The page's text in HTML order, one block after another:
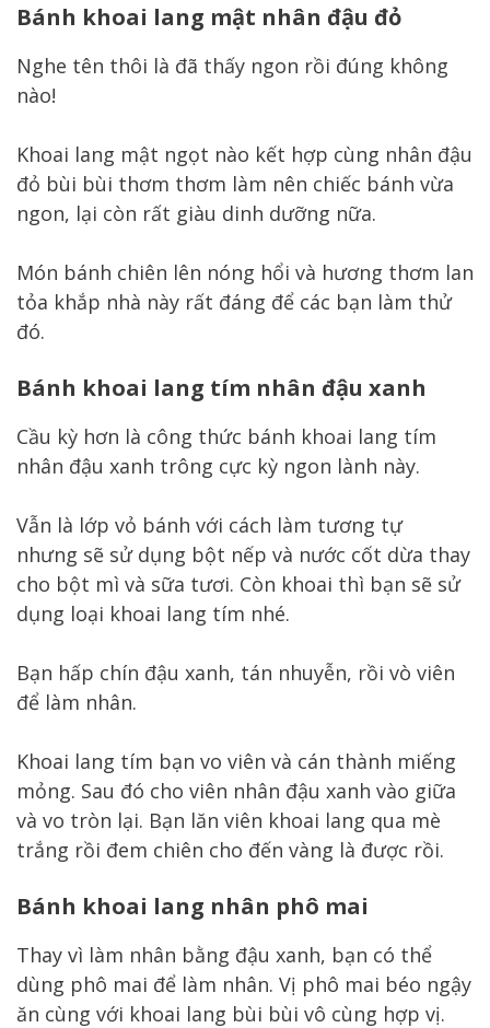
Bánh khoai lang mật nhân đậu đỏ
Nghe tên thôi là đã thấy ngon rồi đúng không
nào!
Khoai lang mật ngọt nào kết hợp cùng nhân đậu
đỏ bùi bùi thơm thơm làm nên chiếc bánh vừa
ngon, lại còn rất giàu dinh dưỡng nữa.
Món bánh chiên lên nóng hổi và hương thơm lan
tỏa khắp nhà này rất đáng để các bạn làm thử
đó.
Bánh khoai lang tím nhân đậu xanh
Cầu kỳ hơn là công thức bánh khoai lang tím
nhân đậu xanh trông cực kỳ ngon lành này.
Vẫn là lớp vỏ bánh với cách làm tương tự
nhưng sẽ sử dụng bột nếp và nước cốt dừa thay
cho bột mì và sữa tươi. Còn khoai thì bạn sẽ sử
dụng loại khoai lang tím nhé.
Bạn hấp chín đậu xanh, tán nhuyễn, rồi vò viên
để làm nhân.
Khoai lang tím bạn vo viên và cán thành miếng
mỏng. Sau đó cho viên nhân đậu xanh vào giữa
và vo tròn lại. Bạn lăn viên khoai lang qua mè
trắng rồi đem chiên cho đến vàng là được rồi.
Bánh khoai lang nhân phô mai
Thay vì làm nhân bằng đậu xanh, bạn có thể
dùng phô mai để làm nhân. Vị phô mai béo ngậy
ăn cùng với khoai lang bùi bùi vô cùng hợp vị.